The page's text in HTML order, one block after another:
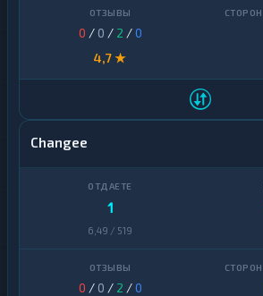
0 / 0 / 2 /0
4,7 ★
Changee
1
6,49 / 519
0 / 0 / 2 /0